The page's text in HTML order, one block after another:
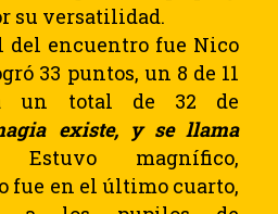
su versatilidad.
encuentro fue Nico
33 puntos, un 8 de 11
un total de 32 de
existe, y se llama
magnífico,
fue en el último cuarto,